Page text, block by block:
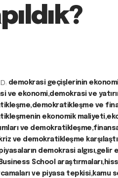
demokrasi geçişlerinin
ve ekonomi demokrasi ve
demokratikleşme ve
ekonomik maliyeti
ve demokratikleşme
ve demokratikleşme
demokrasi algısı gelir
School araştırmaları
ve piyasa tepkisi kamu